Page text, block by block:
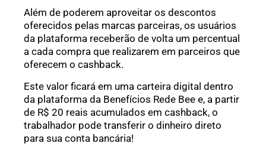
Além de poderem aproveitar os descontos
oferecidos pelas marcas parceiras, os usuários
da plataforma receberão de volta um percentual
a cada compra que realizarem em parceiros que
oferecem o cashback.
Este valor ficará em uma carteira digital dentro
da plataforma da Benefícios Rede Bee e, a partir
de R$ 20 reais acumulados em cashback, o
trabalhador pode transferir o dinheiro direto
para sua conta bancária!